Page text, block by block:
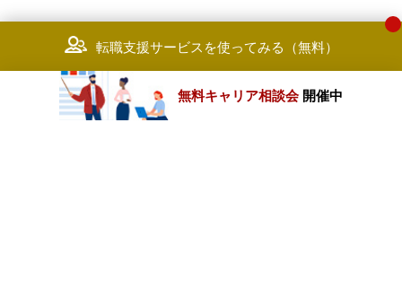
転職支援サービスを使ってみる（無料）
無料キャリア相談会 開催中